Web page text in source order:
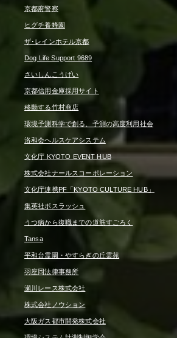
京都府警察
ヒグチ養蜂園
ザ･レインホテル京都
Dog Life Support 9689
さいしんこうげい
京都信用金庫採用サイト
移動する竹村商店
環境予測科学で創る、予測の高度利用社会
洛和会ヘルスケアシステム
文化庁 KYOTO EVENT HUB
株式会社ナールスコーポレーション
文化庁連携PF「KYOTO CULTURE HUB」
集英社ボスラッシュ
うつ病から復職までの道筋すごろく
Tansa
平和台霊園・やすらぎの丘霊苑
羽座岡法律事務所
瀬川レース株式会社
株式会社ノウション
大阪ガス都市開発株式会社